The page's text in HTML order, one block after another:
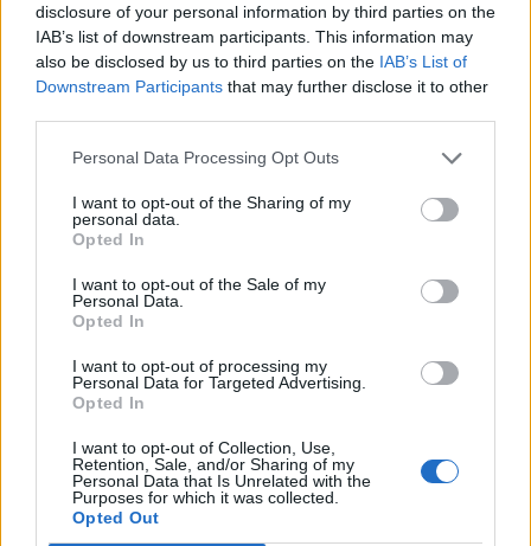
disclosure of your personal information by third parties on the
IAB’s list of downstream participants. This information may
also be disclosed by us to third parties on the IAB’s List of
Downstream Participants that may further disclose it to other
Personal Data Processing Opt Outs
I want to opt-out of the Sharing of my
personal data.
Opted In
I want to opt-out of the Sale of my
Personal Data.
Opted In
I want to opt-out of processing my
Personal Data for Targeted Advertising.
Opted In
I want to opt-out of Collection, Use,
Retention, Sale, and/or Sharing of my
Personal Data that Is Unrelated with the
Purposes for which it was collected.
Opted Out
EB anyagának továbbá, hogy emelkedhet a
magyar adósságráta.
Szomorú üzenet Olli Rehn, az Európai Unió pénzügyi
biztosa az Európai Bizottság prognózisát bemutató
sajtótájékoztatón kérdésre válaszolva kifejtette, hogy
alatt van. "Az idei évet többlettel zárja a költségvetés a
nyugdíjreform rendszerszintű átalakítása miatt" - mondta.
A keresett cikk a portfolio.hu hírarchívumához
tartozik, melynek olvasása előfizetéses
regisztrációhoz kötött.
Az előfizetés a következőket tartalmazza:
Portfolio.hu teljes cikkarchívum